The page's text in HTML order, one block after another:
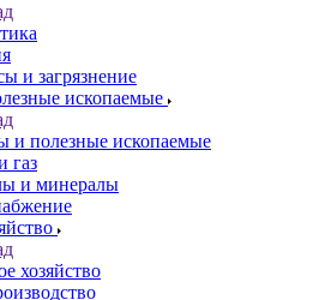
и загрязнение
ископаемые
и полезные ископаемые
газ
и минералы
хозяйство